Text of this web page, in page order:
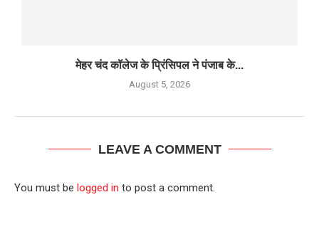
मेहर चंद कॉलेज के प्रिंसिपल ने पंजाब के...
August 5, 2026
LEAVE A COMMENT
You must be logged in to post a comment.